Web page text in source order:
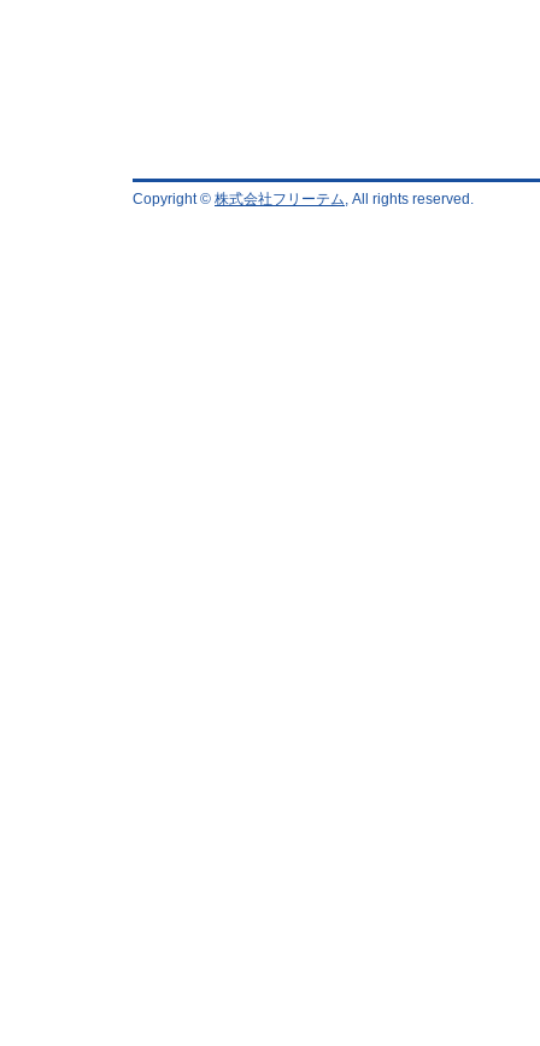
Copyright © 株式会社フリーテム, All rights reserved.